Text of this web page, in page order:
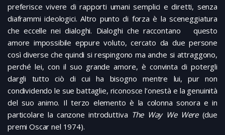
preferisce vivere di rapporti umani semplici e diretti, senza
diaframmi ideologici. Altro punto di forza è la sceneggiatura
che eccelle nei dialoghi. Dialoghi che raccontano questo
amore impossibile eppure voluto, cercato da due persone
così diverse che quindi si respingono ma anche si attraggono,
perché lei, con il suo grande amore, è convinta di potergli
dargli tutto ciò di cui ha bisogno mentre lui, pur non
condividendo le sue battaglie, riconosce l’onestà e la genuinità
del suo animo. Il terzo elemento è la colonna sonora e in
particolare la canzone introduttiva The Way We Were (due
premi Oscar nel 1974).